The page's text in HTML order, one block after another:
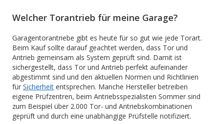
Welcher Torantrieb für meine Garage?
Garagentorantriebe gibt es heute für so gut wie jede Torart.
Beim Kauf sollte darauf geachtet werden, dass Tor und
Antrieb gemeinsam als System geprüft sind. Damit ist
sichergestellt, dass Tor und Antrieb perfekt aufeinander
abgestimmt sind und den aktuellen Normen und Richtlinien
für Sicherheit entsprechen. Manche Hersteller betreiben
eigene Prüfzentren, beim Antriebsspezialisten Sommer sind
zum Beispiel über 2.000 Tor- und Antriebskombinationen
geprüft und durch eine unabhängige Prüfstelle notifiziert.